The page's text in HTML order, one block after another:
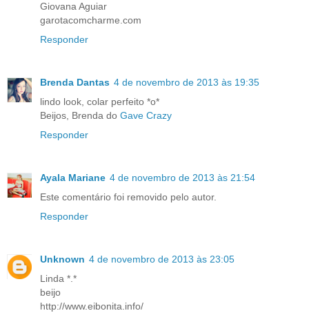
Giovana Aguiar
garotacomcharme.com
Responder
Brenda Dantas 4 de novembro de 2013 às 19:35
lindo look, colar perfeito *o*
Beijos, Brenda do Gave Crazy
Responder
Ayala Mariane 4 de novembro de 2013 às 21:54
Este comentário foi removido pelo autor.
Responder
Unknown 4 de novembro de 2013 às 23:05
Linda *.*
beijo
http://www.eibonita.info/